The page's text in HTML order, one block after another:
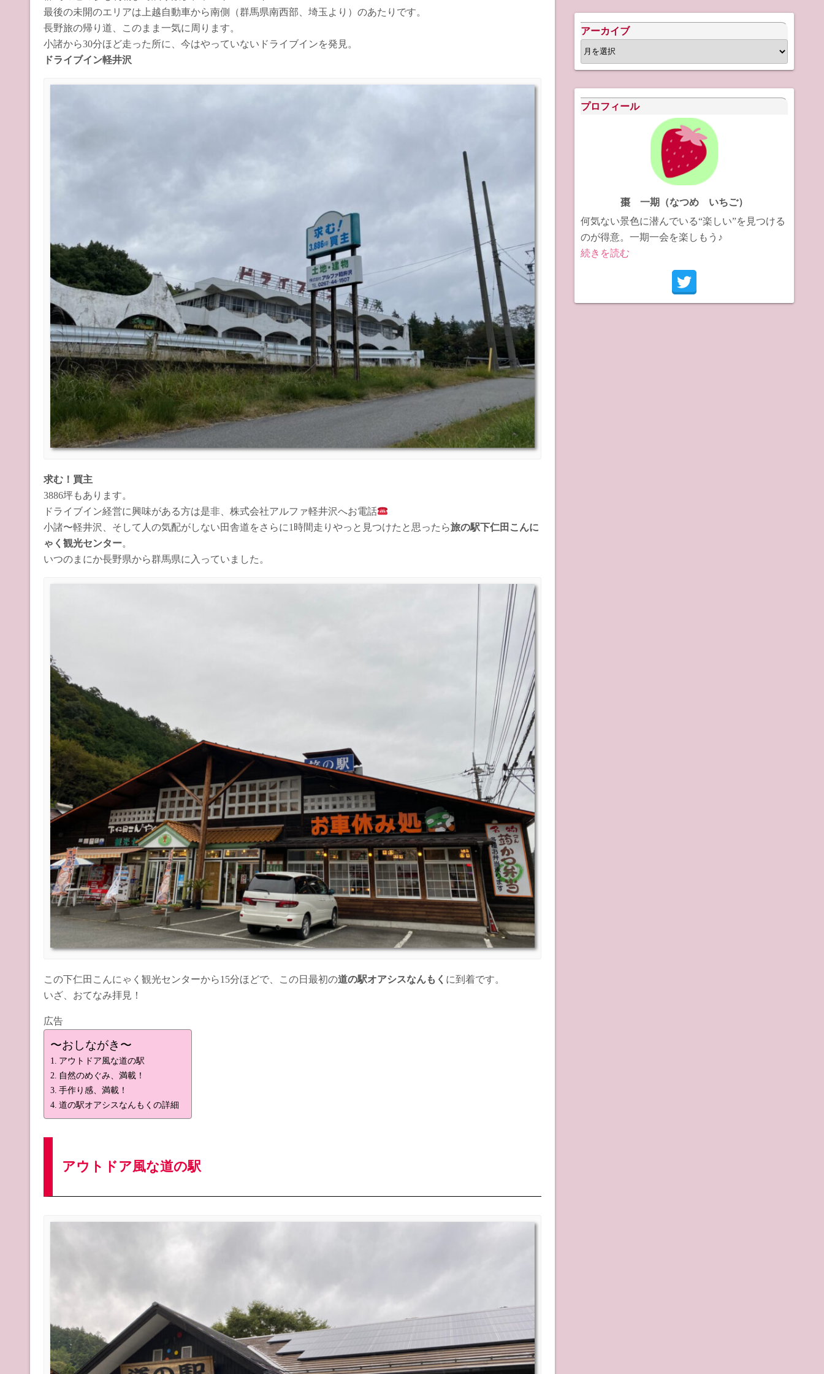
最後の未開のエリアは上越自動車から南側（群馬県南西部、埼玉より）のあたりです。
長野旅の帰り道、このまま一気に周ります。
小諸から30分ほど走った所に、今はやっていないドライブインを発見。
ドライブイン軽井沢
求む！買主
3886坪もあります。
ドライブイン経営に興味がある方は是非、株式会社アルファ軽井沢へお電話
小諸〜軽井沢、そして人の気配がしない田舎道をさらに1時間走りやっと見つけたと思ったら旅の駅下仁田こんに
ゃく観光センター。
いつのまにか長野県から群馬県に入っていました。
この下仁田こんにゃく観光センターから15分ほどで、この日最初の道の駅オアシスなんもく に到着です。
いざ、おてなみ拝見！
広告
〜おしながき〜
アウトドア風な道の駅
自然のめぐみ、満載！
手作り感、満載！
道の駅オアシスなんもくの詳細
アウトドア風な道の駅
アーカイブ
ア
ー
ブ
プロフィール
棗 一期（なつめ いちご）
何気ない景色に潜んでいる“楽しい”を見つける
のが得意。一期一会を楽しもう♪
続きを読む